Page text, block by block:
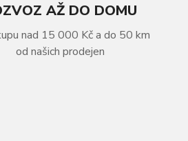
AŽ DO DOMU
nad 15 000 Kč a do 50 km
od našich prodejen